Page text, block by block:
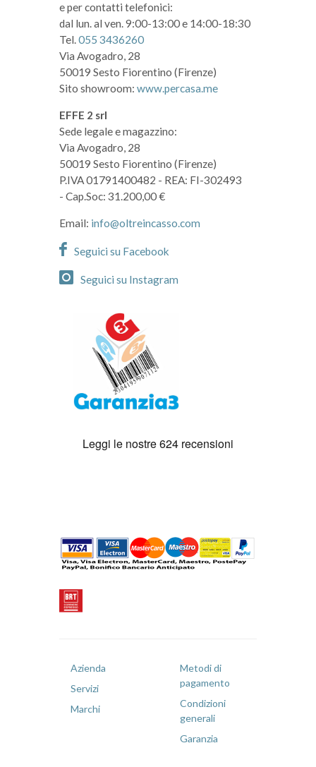
e per contatti telefonici:
dal lun. al ven. 9:00-13:00 e 14:00-18:30
Tel.055 3436260
Via Avogadro, 28
50019 Sesto Fiorentino (Firenze)
Sito showroom: www.percasa.me
EFFE 2 srl
Sede legale e magazzino:
Via Avogadro, 28
50019 Sesto Fiorentino (Firenze)
P.IVA 01791400482 - REA: FI-302493
- Cap.Soc: 31.200,00 €
Email: info@oltreincasso.com
Seguici su Facebook
Seguici su Instagram
Azienda
Servizi
Marchi
Metodi di
pagamento
Condizioni
generali
Garanzia